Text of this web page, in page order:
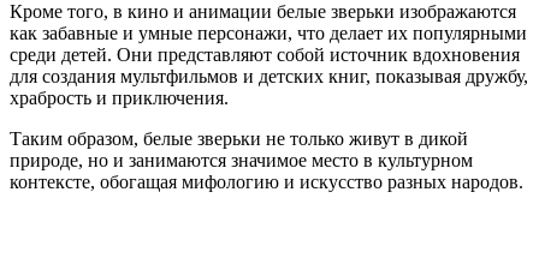
Кроме того, в кино и анимации белые зверьки изображаются
как забавные и умные персонажи, что делает их популярными
среди детей. Они представляют собой источник вдохновения
для создания мультфильмов и детских книг, показывая дружбу,
храбрость и приключения.
Таким образом, белые зверьки не только живут в дикой
природе, но и занимаются значимое место в культурном
контексте, обогащая мифологию и искусство разных народов.